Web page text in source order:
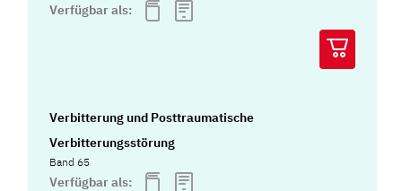
Verfügbar als:
Verbitterung und Posttraumatische
Verbitterungsstörung
Band 65
Verfügbar als: